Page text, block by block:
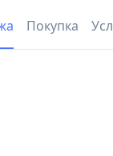
Покупка